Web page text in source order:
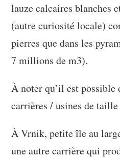
lauze calcaires blanches
(autre curiosité locale)
pierres que dans les
7 millions de m3).
À noter qu’il est possible
carrières / usines de
À Vrnik, petite île au
une autre carrière qui